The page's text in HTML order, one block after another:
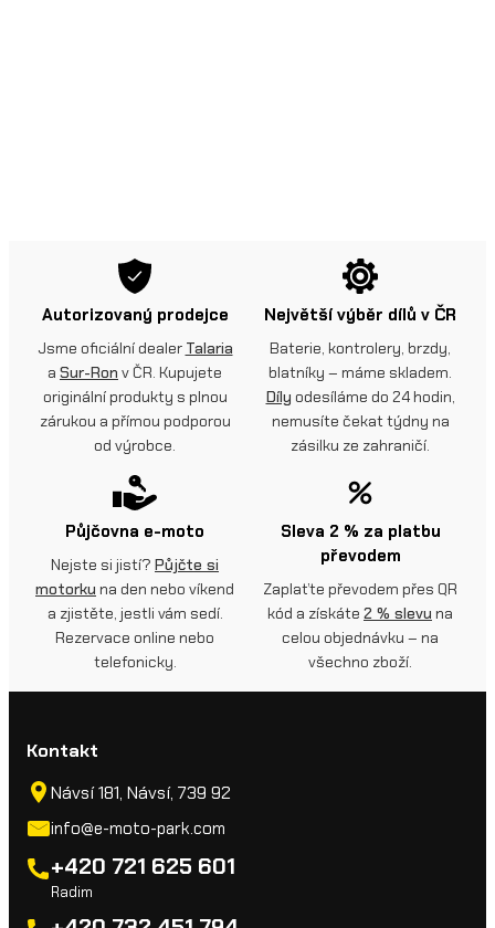
Autorizovaný prodejce
Jsme oficiální dealer Talaria
a Sur-Ron v ČR. Kupujete
originální produkty s plnou
zárukou a přímou podporou
od výrobce.
Největší výběr dílů v ČR
Baterie, kontrolery, brzdy,
blatníky – máme skladem.
Díly odesíláme do 24 hodin,
nemusíte čekat týdny na
zásilku ze zahraničí.
Půjčovna e-moto
Nejste si jistí? Půjčte si
motorku na den nebo víkend
a zjistěte, jestli vám sedí.
Rezervace online nebo
telefonicky.
Sleva 2 % za platbu
převodem
Zaplaťte převodem přes QR
kód a získáte 2 % slevu na
celou objednávku – na
všechno zboží.
Kontakt
Návsí 181, Návsí, 739 92
info@e-moto-park.com
+420 721 625 601
Radim